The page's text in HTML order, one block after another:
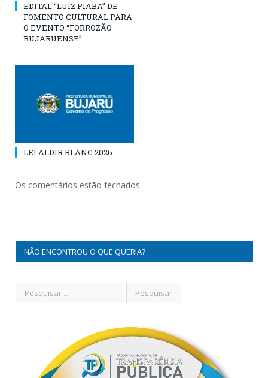
EDITAL “LUIZ PIABA” DE
FOMENTO CULTURAL PARA
O EVENTO “FORROZÃO
BUJARUENSE”
LEI ALDIR BLANC 2026
Os comentários estão fechados.
NÃO ENCONTROU O QUE QUERIA?